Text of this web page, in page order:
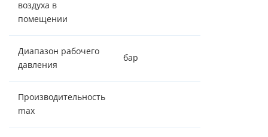
воздуха в
помещении
Диапазон рабочего
давления
бар
Производительность
max